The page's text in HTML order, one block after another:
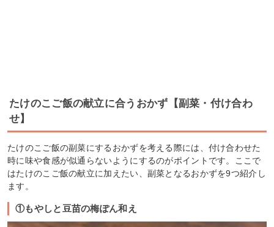
たけのこご飯の献立に合うおかず【副菜・付け合わ
せ】
たけのこご飯の副菜にするおかずを考える際には、付け合わせた
時に味や食感が似通らないようにするのがポイントです。ここで
はたけのこご飯の献立に加えたい、副菜となるおかずを9つ紹介し
ます。
①もやしと豆苗の梅ぽん和え